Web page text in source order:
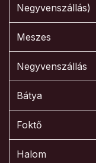
Negyvenszállás)
Meszes
Negyvenszállás
Bátya
Foktő
Halom